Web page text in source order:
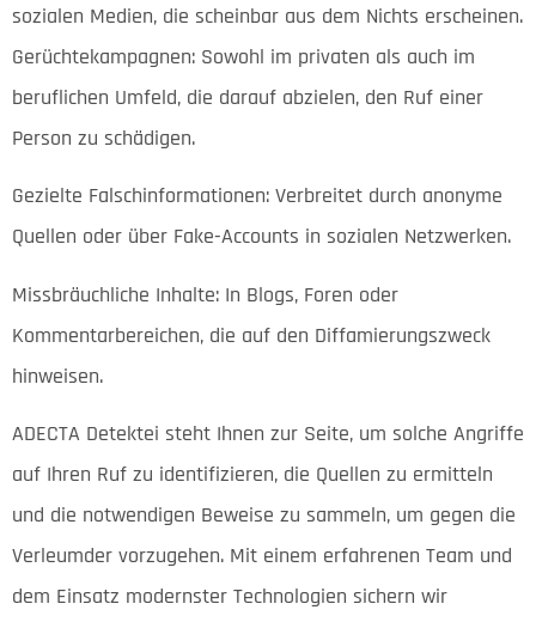
sozialen Medien, die scheinbar aus dem Nichts erscheinen.
Gerüchtekampagnen: Sowohl im privaten als auch im
beruflichen Umfeld, die darauf abzielen, den Ruf einer
Person zu schädigen.
Gezielte Falschinformationen: Verbreitet durch anonyme
Quellen oder über Fake-Accounts in sozialen Netzwerken.
Missbräuchliche Inhalte: In Blogs, Foren oder
Kommentarbereichen, die auf den Diffamierungszweck
hinweisen.
ADECTA Detektei steht Ihnen zur Seite, um solche Angriffe
auf Ihren Ruf zu identifizieren, die Quellen zu ermitteln
und die notwendigen Beweise zu sammeln, um gegen die
Verleumder vorzugehen. Mit einem erfahrenen Team und
dem Einsatz modernster Technologien sichern wir